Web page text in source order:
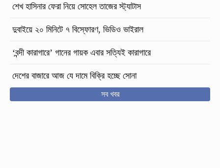
শেখ হাসিনার ফেরা নিয়ে সোহেল তাজের স্ট্যাটাস
দুবাইয়ে ২০ মিনিটে ৭ বিস্ফোরণ, ভিডিও ভাইরাল
‘বন্দী কারাগারে’ গানের গায়ক এবার সত্যিই কারাগারে
দেশের বাজারে আজ যে দামে বিক্রি হচ্ছে সোনা
সব খবর